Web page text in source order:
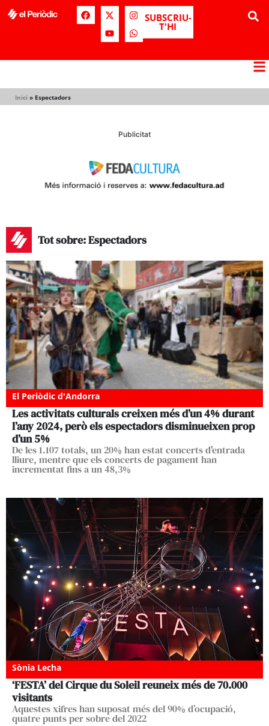
SUBSCRIU-
T'HI
Inici » Espectadors
Publicitat
Tot sobre: Espectadors
El Periòdic d'Andorra
Les activitats culturals creixen més d’un 4% durant
l’any 2024, però els espectadors disminueixen prop
d’un 5%
De les 1.107 totals, un 20% han estat concerts d'entrada
lliure, mentre que els concerts de pagament han
incrementat fins a un 48,3%
Sònia Lecha
‘FESTA’ del Cirque du Soleil reuneix més de 70.000
visitants
Aquestes xifres han suposat més del 90% d’ocupació,
quatre punts per sobre del 2022